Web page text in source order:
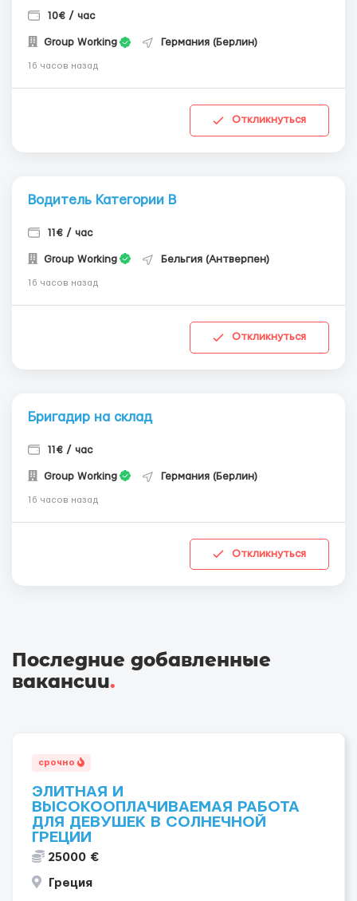
10€ / час
Group Working Германия (Берлин)
16 часов назад
Откликнуться
Водитель Категории В
11€ / час
Group Working Бельгия (Антверпен)
16 часов назад
Откликнуться
Бригадир на склад
11€ / час
Group Working Германия (Берлин)
16 часов назад
Откликнуться
Последние добавленные
вакансии.
срочно
ЭЛИТНАЯ И
ВЫСОКООПЛАЧИВАЕМАЯ РАБОТА
ДЛЯ ДЕВУШЕК В СОЛНЕЧНОЙ
ГРЕЦИИ
25000 €
Греция